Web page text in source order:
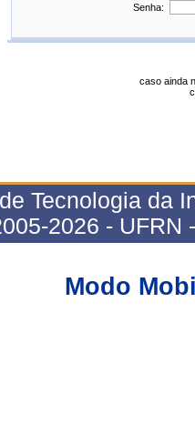
Senha:
caso ainda
Tecnologia da
2026 -
Modo